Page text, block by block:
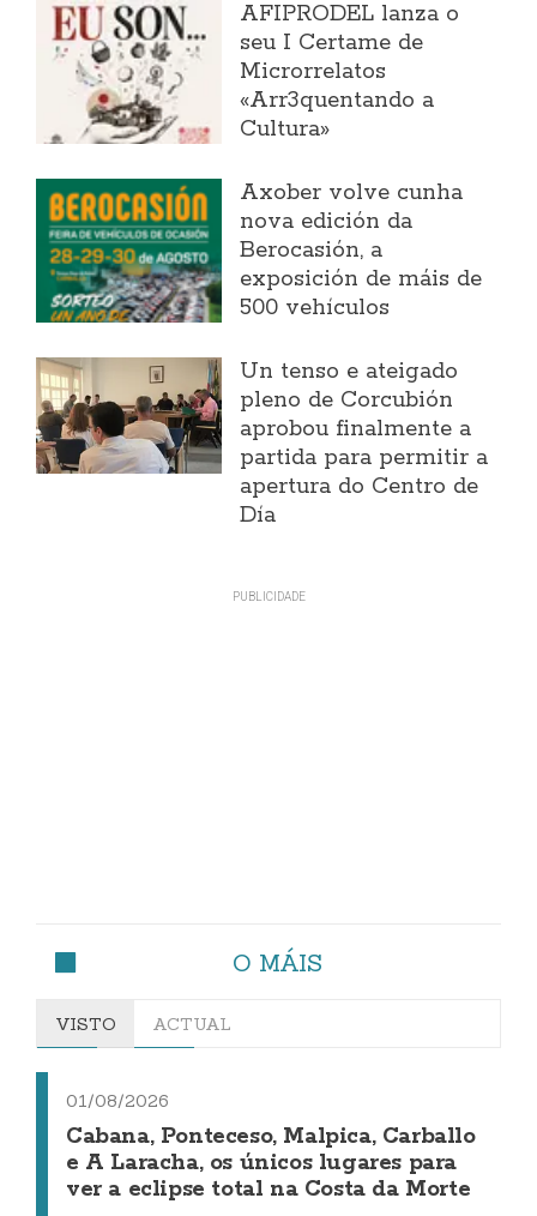
AFIPRODEL lanza o
seu I Certame de
Microrrelatos
«Arr3quentando a
Cultura»
Axober volve cunha
nova edición da
Berocasión, a
exposición de máis de
500 vehículos
Un tenso e ateigado
pleno de Corcubión
aprobou finalmente a
partida para permitir a
apertura do Centro de
Día
O MÁIS
VISTO ACTUAL
01/08/2026
Cabana, Ponteceso, Malpica, Carballo
e A Laracha, os únicos lugares para
ver a eclipse total na Costa da Morte